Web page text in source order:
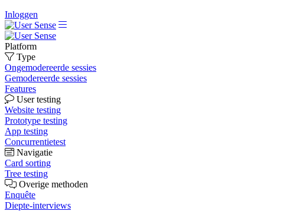
Inloggen
Platform
Type
Ongemodereerde sessies
Gemodereerde sessies
Features
User testing
Website testing
Prototype testing
App testing
Concurrentietest
Navigatie
Card sorting
Tree testing
Overige methoden
Enquête
Diepte-interviews